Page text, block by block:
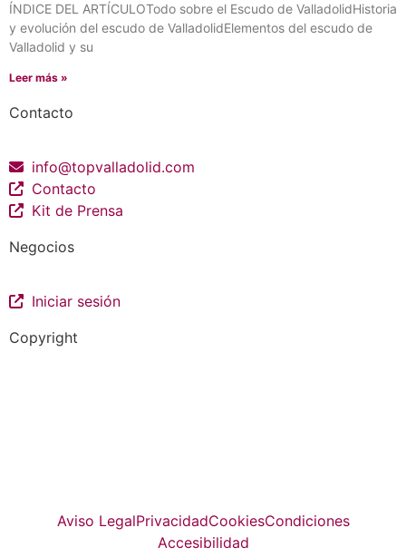
ÍNDICE DEL ARTÍCULOTodo sobre el Escudo de ValladolidHistoria
y evolución del escudo de ValladolidElementos del escudo de
Valladolid y su
Leer más »
Contacto
info@topvalladolid.com
Contacto
Kit de Prensa
Negocios
Iniciar sesión
Copyright
Aviso LegalPrivacidadCookiesCondiciones
Accesibilidad